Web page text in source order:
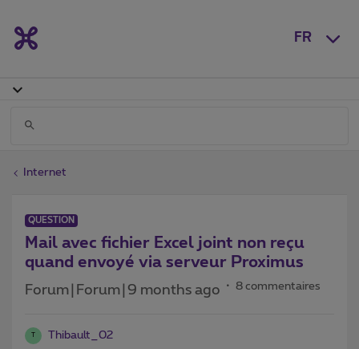
FR
Internet
QUESTION
Mail avec fichier Excel joint non reçu
quand envoyé via serveur Proximus
Forum|Forum|9 months ago 8 commentaires
Thibault_02